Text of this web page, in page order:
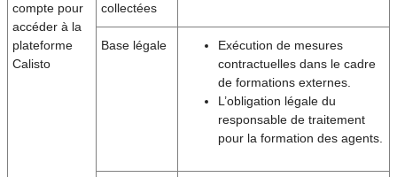
compte pour
accéder à la
plateforme
Calisto
collectées
Base légale
Exécution de mesures
contractuelles dans le cadre
de formations externes.
L’obligation légale du
responsable de traitement
pour la formation des agents.